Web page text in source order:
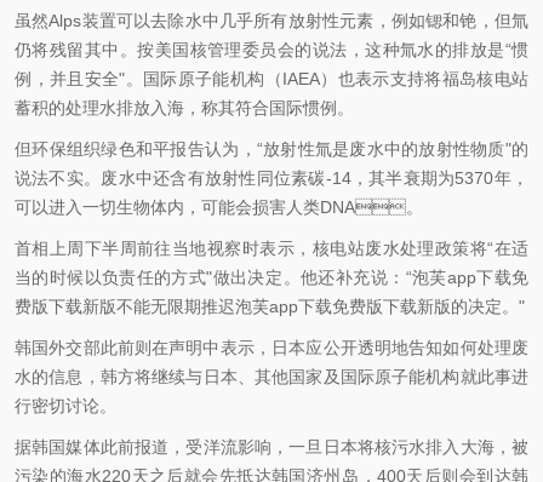
虽然Alps装置可以去除水中几乎所有放射性元素，例如锶和铯，但氚
仍将残留其中。按美国核管理委员会的说法，这种氚水的排放是“惯
例，并且安全"。国际原子能机构（IAEA）也表示支持将福岛核电站
蓄积的处理水排放入海，称其符合国际惯例。
但环保组织绿色和平报告认为，“放射性氚是废水中的放射性物质"的
说法不实。废水中还含有放射性同位素碳-14，其半衰期为5370年，
可以进入一切生物体内，可能会损害人类DNA。
首相 上周下半周前往当地视察时表示，核电站废水处理政策将“在适
当的时候以负责任的方式"做出决定。他还补充说：“泡芙app下载免
费版下载新版不能无限期推迟泡芙app下载免费版下载新版的决定。"
韩国外交部此前则在声明中表示，日本应公开透明地告知如何处理废
水的信息，韩方将继续与日本、其他国家及国际原子能机构就此事进
行密切讨论。
据韩国媒体此前报道，受洋流影响，一旦日本将核污水排入大海，被
污染的海水220天之后就会先抵达韩国济州岛，400天后则会到达韩